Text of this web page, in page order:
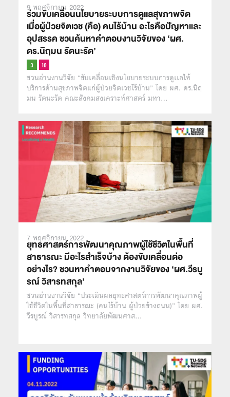
9 พฤศจิกายน 2022
ร่วมขับเคลื่อนนโยบายระบบการดูเเลสุขภาพจิต
เมื่อผู้ป่วยจิตเวช (คือ) คนไร้บ้าน อะไรคือปัญหาและ
อุปสรรค ชวนค้นหาคำตอบงานวิจัยของ ‘ผศ.
ดร.นิฤมน รัตนะรัต’
ชวนอ่านงานวิจัย “ขับเคลื่อนเชิงนโยบายระบบการดูเเลให้
บริการด้านสุขภาพจิตแก่ผู้ป่วยจิตเวชไร้บ้าน” โดย ผศ. ดร.นิฤ
มน รัตนะรัต คณะสังคมสงเคราะห์ศาสตร์ มหา…
7 พฤศจิกายน 2022
ยุทธศาสตร์การพัฒนาคุณภาพผู้ใช้ชีวิตในพื้นที่
สาธารณะ มีอะไรสำเร็จบ้าง ต้องขับเคลื่อนต่อ
อย่างไร? ชวนหาคำตอบจากงานวิจัยของ ‘ผศ.วีรบู
รณ์ วิสารทสกุล’
ชวนอ่านงานวิจัย “ประเมินผลยุทธศาสตร์การพัฒนาคุณภาพผู้
ใช้ชีวิตในพื้นที่สาธารณะ (คนไร้บ้าน ผู้ป่วยข้างถนน)” โดย ผศ.
วีรบูรณ์ วิสารทสกุล วิทยาลัยพัฒนศาส…